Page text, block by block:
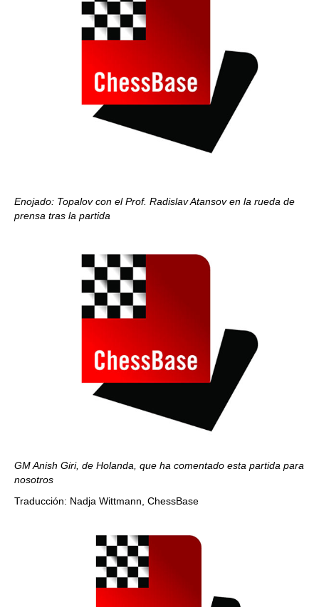
Enojado: Topalov con el Prof. Radislav Atansov en la rueda de
prensa tras la partida
GM Anish Giri, de Holanda, que ha comentado esta partida para
nosotros
Traducción: Nadja Wittmann, ChessBase